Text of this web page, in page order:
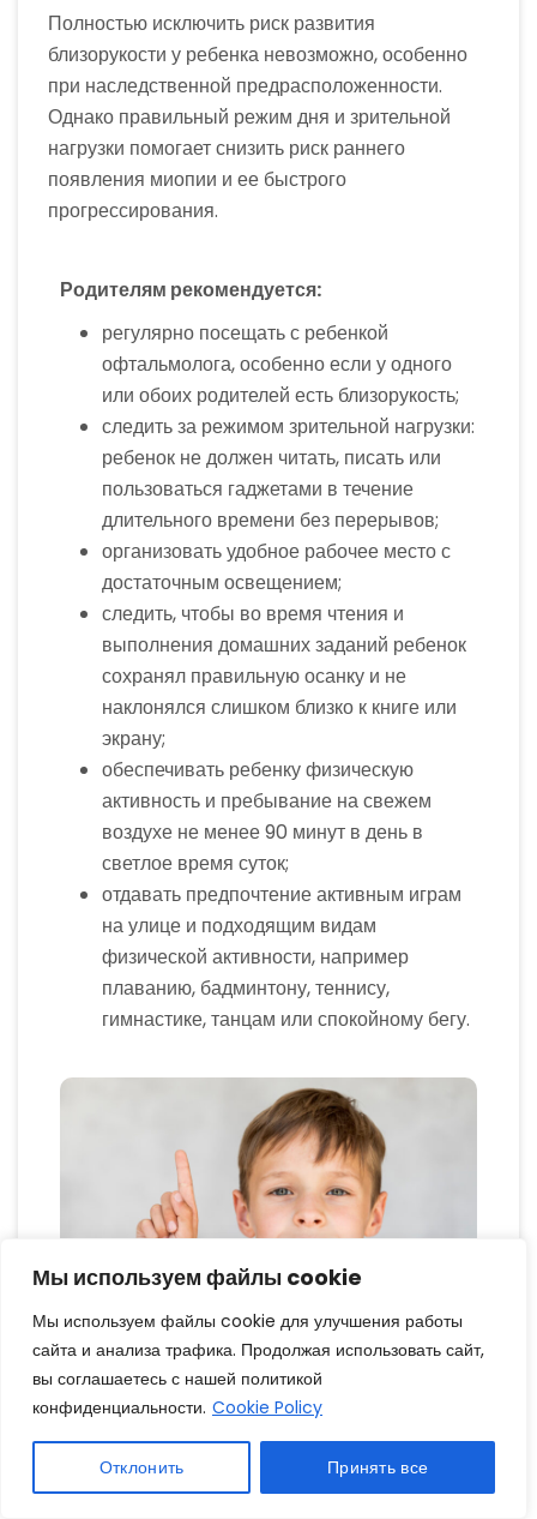
Мы используем файлы cookie
Мы используем файлы cookie для улучшения работы
сайта и анализа трафика. Продолжая использовать сайт,
вы соглашаетесь с нашей политикой
конфиденциальности. Cookie Policy
Отклонить Принять все
Полностью исключить риск развития
близорукости у ребенка невозможно, особенно
при наследственной предрасположенности.
Однако правильный режим дня и зрительной
нагрузки помогает снизить риск раннего
появления миопии и ее быстрого
прогрессирования.
Родителям рекомендуется:
регулярно посещать с ребенкой
офтальмолога, особенно если у одного
или обоих родителей есть близорукость;
следить за режимом зрительной нагрузки:
ребенок не должен читать, писать или
пользоваться гаджетами в течение
длительного времени без перерывов;
организовать удобное рабочее место с
достаточным освещением;
следить, чтобы во время чтения и
выполнения домашних заданий ребенок
сохранял правильную осанку и не
наклонялся слишком близко к книге или
экрану;
обеспечивать ребенку физическую
активность и пребывание на свежем
воздухе не менее 90 минут в день в
светлое время суток;
отдавать предпочтение активным играм
на улице и подходящим видам
физической активности, например
плаванию, бадминтону, теннису,
гимнастике, танцам или спокойному бегу.
Лечение миопии у детей требует
комплексного подхода. Своевременная